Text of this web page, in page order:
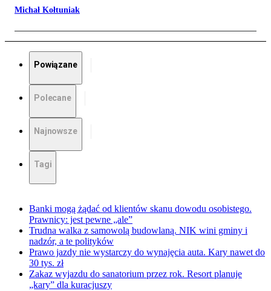
Michał Kołtuniak
Powiązane
Polecane
Najnowsze
Tagi
Banki mogą żądać od klientów skanu dowodu osobistego.
Prawnicy: jest pewne „ale”
Trudna walka z samowolą budowlaną. NIK wini gminy i
nadzór, a te polityków
Prawo jazdy nie wystarczy do wynajęcia auta. Kary nawet do
30 tys. zł
Zakaz wyjazdu do sanatorium przez rok. Resort planuje
„kary” dla kuracjuszy